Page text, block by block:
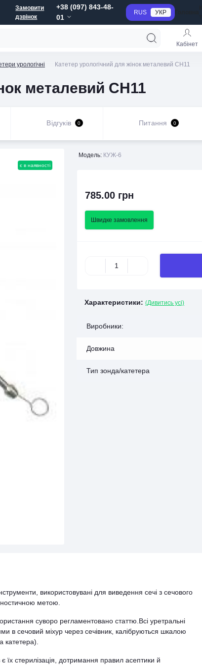
Замовити
дзвінок
+38 (097) 843-48-
01
RUS УКР
Кабінет
урологічні Катетер урологічний для жінок металевий СН11
металевий СН11
Відгуків 0 Питання 0
є в наявності
Модель: КУЖ-6
785.00 грн
Швидке замовлення
Характеристики: (Дивитись усі)
Виробники:
Довжина
Тип зонда/катетера
використовувані для виведення сечі з сечового
метою.
суворо регламентовано статтю.Всі уретральні
в сечовий міхур через сечівник, калібруються шкалою
катетера).
стерилізація, дотримання правил асептики й